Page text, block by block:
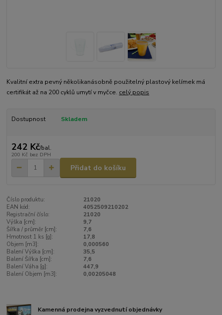
Kvalitní extra pevný několikanásobně použitelný plastový kelímek má
certifikát až na 200 cyklů umytí v myčce. celý popis
Dostupnost Skladem
242 Kč/bal.
200 Kč bez DPH
Přidat do košíku
Číslo produktu:
21020
EAN kód:
4052509210202
Registrační číslo:
21020
Výška [cm]:
9,7
Šířka / průměr [cm]:
7,6
Hmotnost 1 ks [g]:
17,8
Objem [m3]:
0,000560
Balení Výška [cm]:
35,5
Balení Šířka [cm]:
7,6
Balení Váha [g]:
447,9
Balení Objem [m3]:
0,00205048
Kamenná prodejna vyzvednutí objednávky